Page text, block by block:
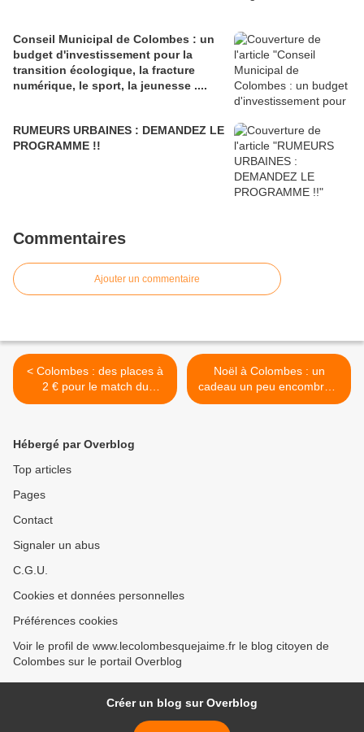
Conseil Municipal de Colombes : un
budget d'investissement pour la
transition écologique, la fracture
numérique, le sport, la jeunesse ....
RUMEURS URBAINES : DEMANDEZ LE
PROGRAMME !!
Commentaires
Ajouter un commentaire
< Colombes : des places à
2 € pour le match du
Racing 92
Noël à Colombes : un
cadeau un peu encombrant
! >
Hébergé par Overblog
Top articles
Pages
Contact
Signaler un abus
C.G.U.
Cookies et données personnelles
Préférences cookies
Voir le profil de www.lecolombesquejaime.fr le blog citoyen de
Colombes sur le portail Overblog
Créer un blog sur Overblog